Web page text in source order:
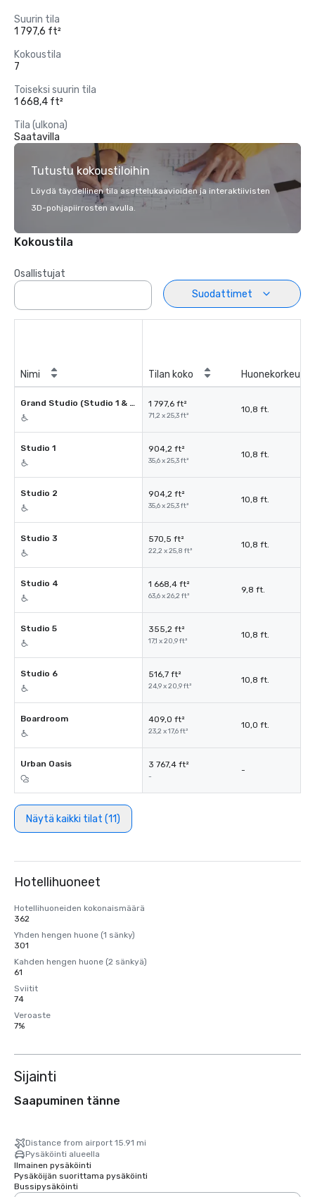
Suurin tila
1 797,6 ft²
Kokoustila
7
Toiseksi suurin tila
1 668,4 ft²
Tila (ulkona)
Saatavilla
Tutustu kokoustiloihin
Löydä täydellinen tila asettelukaavioiden ja interaktiivisten
3D-pohjapiirrosten avulla.
Kokoustila
Osallistujat
Suodattimet
Nimi Tilan koko Huonekorkeus
Grand Studio (Studio 1 & 2) 1 797,6 ft²
71,2 x 25,3 ft²
10,8 ft.
Studio 1 904,2 ft²
35,6 x 25,3 ft²
10,8 ft.
Studio 2 904,2 ft²
35,6 x 25,3 ft²
10,8 ft.
Studio 3 570,5 ft²
22,2 x 25,8 ft²
10,8 ft.
Studio 4 1 668,4 ft²
63,6 x 26,2 ft²
9,8 ft.
Studio 5 355,2 ft²
17,1 x 20,9 ft²
10,8 ft.
Studio 6 516,7 ft²
24,9 x 20,9 ft²
10,8 ft.
Boardroom 409,0 ft²
23,2 x 17,6 ft²
10,0 ft.
Urban Oasis 3 767,4 ft²
-
-
Näytä kaikki tilat (11)
Hotellihuoneet
Hotellihuoneiden kokonaismäärä
362
Yhden hengen huone (1 sänky)
301
Kahden hengen huone (2 sänkyä)
61
Sviitit
74
Veroaste
7%
Sijainti
Saapuminen tänne
Distance from airport 15.91 mi
Pysäköinti alueella
Ilmainen pysäköinti
Pysäköijän suorittama pysäköinti
Bussipysäköinti